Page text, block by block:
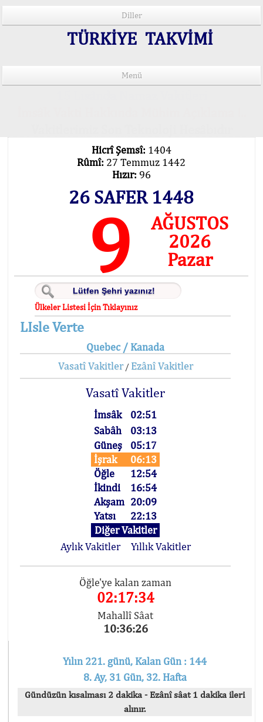
Diller
TÜRKİYE TAKVİMİ
Menü
Hicrî Şemsî: 1404
Rûmî: 27 Temmuz 1442
Hızır: 96
26 SAFER 1448
9
AĞUSTOS
2026
Pazar
Ülkeler Listesi İçin Tıklayınız
LIsle Verte
Quebec / Kanada
Vasatî Vakitler/ Ezânî Vakitler
Vasatî Vakitler
İmsâk
02:51
Sabâh
03:13
Güneş
05:17
İşrak
06:13
Öğle
12:54
İkindi
16:54
Akşam 20:09
Yatsı
22:13
Diğer Vakitler
Aylık Vakitler
Yıllık Vakitler
Öğle'ye kalan zaman
02:17:34
Mahallî Sâat
10:36:26
Yılın 221. günü, Kalan Gün : 144
8. Ay, 31 Gün, 32. Hafta
Gündüzün kısalması 2 dakika - Ezânî sâat 1 dakika ileri
alınır.